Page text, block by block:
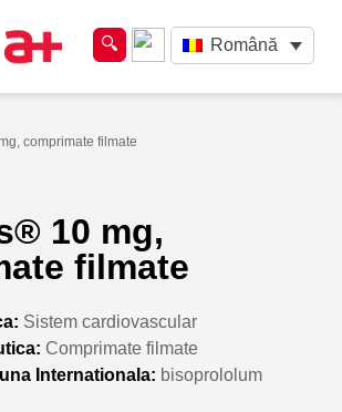
Română
comprimate filmate
10 mg,
filmate
Sistem cardiovascular
Comprimate filmate
Internationala: bisoprololum